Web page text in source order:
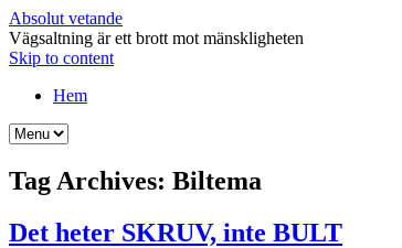
Absolut vetande
Vägsaltning är ett brott mot mänskligheten
Skip to content
Hem
Tag Archives: Biltema
Det heter SKRUV, inte BULT